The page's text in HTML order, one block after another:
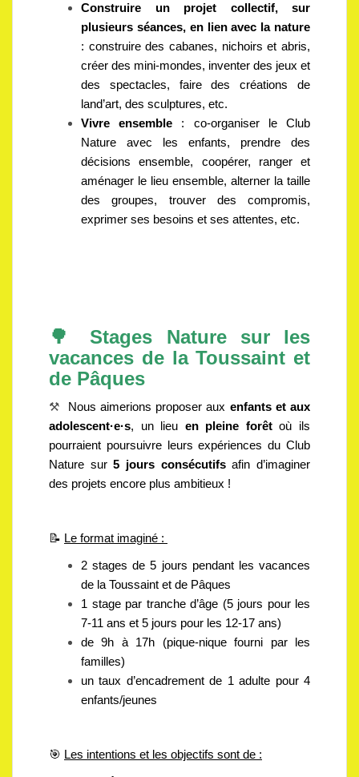
Construire un projet collectif, sur
plusieurs séances, en lien avec la nature
: construire des cabanes, nichoirs et abris,
créer des mini-mondes, inventer des jeux et
des spectacles, faire des créations de
land’art, des sculptures, etc.
Vivre ensemble : co-organiser le Club
Nature avec les enfants, prendre des
décisions ensemble, coopérer, ranger et
aménager le lieu ensemble, alterner la taille
des groupes, trouver des compromis,
exprimer ses besoins et ses attentes, etc.
🌳 Stages Nature sur les
vacances de la Toussaint et
de Pâques
⚒️ Nous aimerions proposer aux enfants et aux
adolescent·e·s, un lieu en pleine forêtoù ils
pourraient poursuivre leurs expériences du Club
Nature sur5 jours consécutifsafin d’imaginer
des projets encore plus ambitieux !
📝 Le format imaginé :
2 stages de 5 jours pendant les vacances
de la Toussaint et de Pâques
1 stage par tranche d’âge (5 jours pour les
7-11 ans et 5 jours pour les 12-17 ans)
de 9h à 17h (pique-nique fourni par les
familles)
un taux d’encadrement de 1 adulte pour 4
enfants/jeunes
🎯 Les intentions et les objectifs sont de :